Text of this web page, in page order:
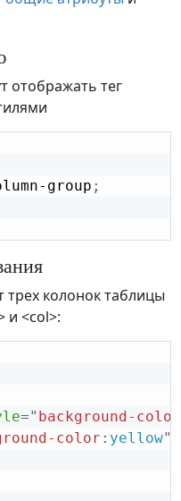
отображать тег
group ;
колонок таблицы
и <col>:
=" background-color
color : yellow"